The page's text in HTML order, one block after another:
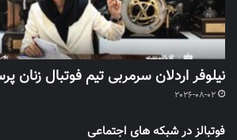
نیلوفر اردلان سرمربی تیم فوتبال زنان
2026-08-02
فوتبالز در شبکه های اجتماعی